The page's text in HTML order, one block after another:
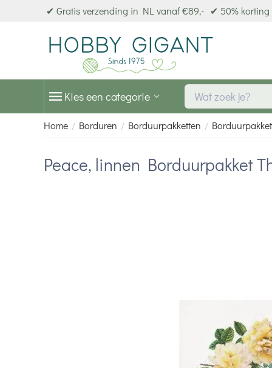
✔ Gratis verzending in NL vanaf €89,- ✔ 50% korting
Kies een categorie
Home / Borduren / Borduurpakketten /
Peace, linnen Borduurpakket